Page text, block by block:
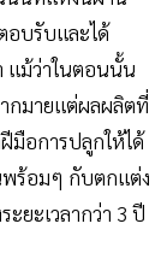
อบรับและได้
แม้ว่าในตอนนั้น
กมายแต่ผลผลิตที่
มือการปลูกให้ได้
ร้อมๆ กับตกแต่ง
ยะเวลากว่า 3 ปี